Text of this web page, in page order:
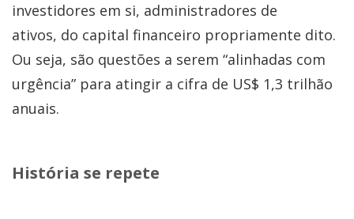
investidores em si, administradores de
ativos, do capital financeiro propriamente dito.
Ou seja, são questões a serem “alinhadas com
urgência” para atingir a cifra de US$ 1,3 trilhão
anuais.
História se repete